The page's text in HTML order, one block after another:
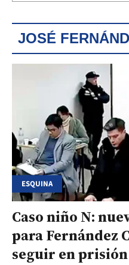
JOSÉ
ESQUINA
Caso niño N:
para Fernández
seguir en prisión